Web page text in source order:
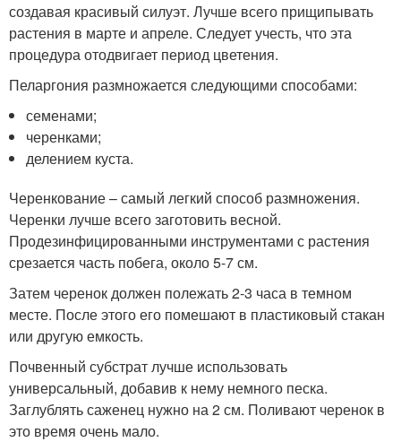
создавая красивый силуэт. Лучше всего прищипывать
растения в марте и апреле. Следует учесть, что эта
процедура отодвигает период цветения.
Пеларгония размножается следующими способами:
семенами;
черенками;
делением куста.
Черенкование – самый легкий способ размножения.
Черенки лучше всего заготовить весной.
Продезинфицированными инструментами с растения
срезается часть побега, около 5-7 см.
Затем черенок должен полежать 2-3 часа в темном
месте. После этого его помешают в пластиковый стакан
или другую емкость.
Почвенный субстрат лучше использовать
универсальный, добавив к нему немного песка.
Заглублять саженец нужно на 2 см. Поливают черенок в
это время очень мало.